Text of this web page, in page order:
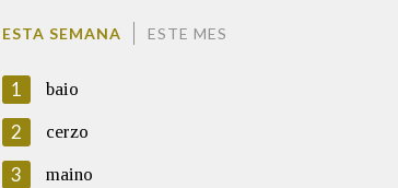
ESTA SEMANA ESTE MES
1 baio
2 cerzo
3 maino